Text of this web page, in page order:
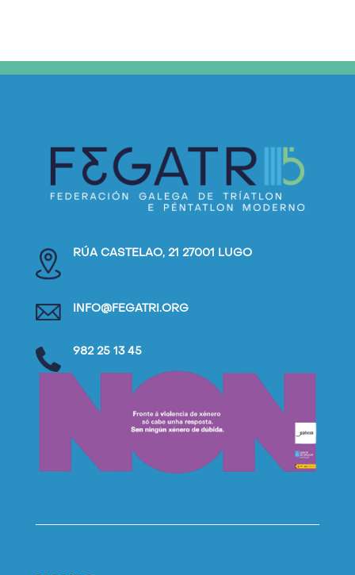
RÚA CASTELAO, 21 27001 LUGO
INFO@FEGATRI.ORG
982 25 13 45